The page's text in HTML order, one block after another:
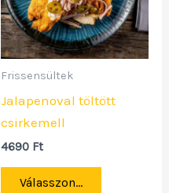
Frissensültek
Jalapenoval töltött
csirkemell
4690 Ft
Válasszon...